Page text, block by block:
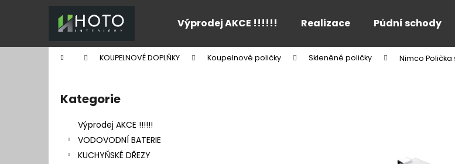
Výprodej AKCE !!!!!! Realizace Půdní schody
Domů KOUPELNOVÉ DOPLŇKY Koupelnové poličky Skleněné poličky Nimco Polička
Přeskočit
kategorie
Kategorie
Výprodej AKCE !!!!!!
VODOVODNÍ BATERIE
KUCHYŇSKÉ DŘEZY
í
Zpět
do
Zpět
do
Co potřebujete najít?